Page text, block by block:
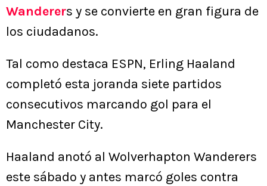
Wanderers y se convierte en gran figura de
los ciudadanos.
Tal como destaca ESPN, Erling Haaland
completó esta joranda siete partidos
consecutivos marcando gol para el
Manchester City.
Haaland anotó al Wolverhapton Wanderers
este sábado y antes marcó goles contra